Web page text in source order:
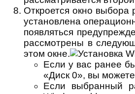
Откроется окно выбора
установлена
появляться
рассмотрены в
этом окне.
Если у вас ранее
«Диск 0», вы
Если выбранный